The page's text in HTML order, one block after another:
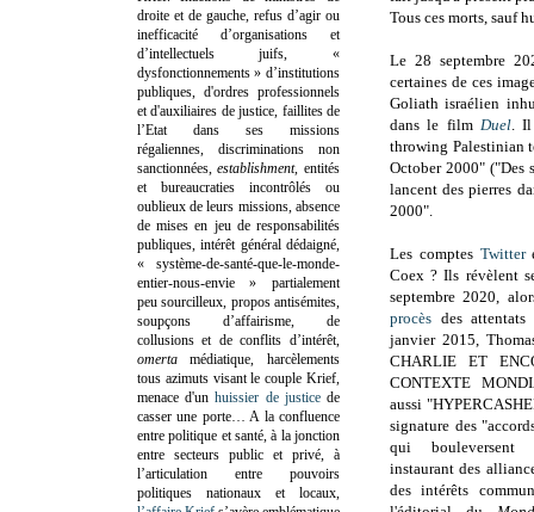
Tous ces morts, sauf
Le 28 septembre
certaines de ces
Goliath israélien
dans le filmDuel. Il
throwing Palestinian
October 2000" ("Des
lancent des pierres
2000".
Les comptes Twitter
Coex ? Ils révèlent
septembre 2020,
procès des attentats
janvier 2015,
CHARLIE ET
CONTEXTE
aussi
signature des
qui
instaurant des
des intérêts
droite et de gauche, refus d’agir ou
inefficacité d’organisations et
d’intellectuels juifs, «
dysfonctionnements » d’institutions
publiques, d'ordres professionnels
et d'auxiliaires de justice, faillites de
l’Etat dans ses missions
régaliennes, discriminations non
sanctionnées,establishment, entités
et bureaucraties incontrôlés ou
oublieux de leurs missions, absence
de mises en jeu de responsabilités
publiques, intérêt général dédaigné,
« système-de-santé-que-le-monde-
entier-nous-envie » partialement
peu sourcilleux, propos antisémites,
soupçons d’affairisme, de
collusions et de conflits d’intérêt,
omertamédiatique, harcèlements
tous azimuts visant le couple Krief,
menace d'unhuissier de justicede
casser une porte… A la confluence
entre politique et santé, à la jonction
entre secteurs public et privé, à
l’articulation entre pouvoirs
politiques nationaux et locaux,